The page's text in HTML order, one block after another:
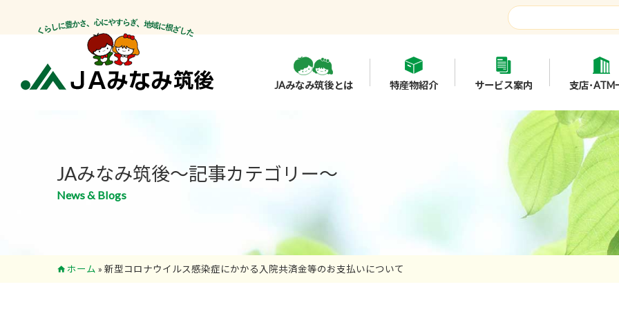
JAみなみ筑後とは 特産物紹介 サービス案内 支店･ATM
JAみなみ筑後～記事カテゴリー～
News & Blogs
ホーム » 新型コロナウイルス感染症にかかる入院共済金等のお支払いについて